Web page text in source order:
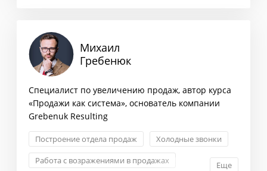
Михаил
Гребенюк
Специалист по увеличению продаж, автор курса
«Продажи как система», основатель компании
Grebenuk Resulting
Построение отдела продаж
Холодные звонки
Работа с возражениями в продажах
Еще